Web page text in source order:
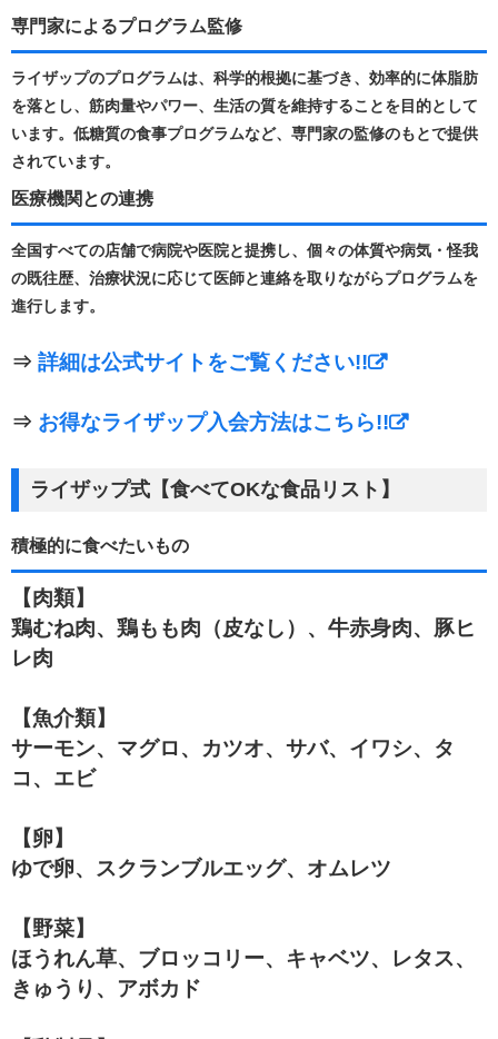
専門家によるプログラム監修
ライザップのプログラムは、科学的根拠に基づき、効率的に体脂肪
を落とし、筋肉量やパワー、生活の質を維持することを目的として
います。​低糖質の食事プログラムなど、専門家の監修のもとで提供
されています。 ​
医療機関との連携
全国すべての店舗で病院や医院と提携し、個々の体質や病気・怪我
の既往歴、治療状況に応じて医師と連絡を取りながらプログラムを
進行します。 ​
⇒ 詳細は公式サイトをご覧ください!!
⇒ お得なライザップ入会方法はこちら!!
ライザップ式【食べてOKな食品リスト】
積極的に食べたいもの
【肉類】
鶏むね肉、鶏もも肉（皮なし）、牛赤身肉、豚ヒ
レ肉
【魚介類】
サーモン、マグロ、カツオ、サバ、イワシ、タ
コ、エビ
【卵】
ゆで卵、スクランブルエッグ、オムレツ
【野菜】
ほうれん草、ブロッコリー、キャベツ、レタス、
きゅうり、アボカド